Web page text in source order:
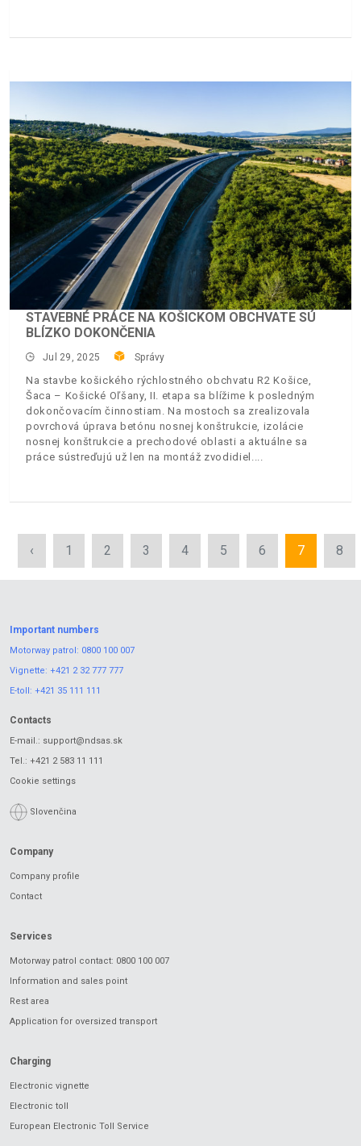
STAVEBNÉ PRÁCE NA KOŠICKOM OBCHVATE SÚ
BLÍZKO DOKONČENIA
Jul 29, 2025 Správy
Na stavbe košického rýchlostného obchvatu R2 Košice,
Šaca – Košické Oľšany, II. etapa sa blížime k posledným
dokončovacím činnostiam. Na mostoch sa zrealizovala
povrchová úprava betónu nosnej konštrukcie, izolácie
nosnej konštrukcie a prechodové oblasti a aktuálne sa
práce sústreďujú už len na montáž zvodidiel.
‹ 1 2 3 4 5 6 7 8
Important numbers
Motorway patrol: 0800 100 007
Vignette: +421 2 32 777 777
E-toll: +421 35 111 111
Contacts
E-mail.: support@ndsas.sk
Tel.: +421 2 583 11 111
Cookie settings
Slovenčina
Company
Company profile
Contact
Services
Motorway patrol contact: 0800 100 007
Information and sales point
Rest area
Application for oversized transport
Charging
Electronic vignette
Electronic toll
European Electronic Toll Service